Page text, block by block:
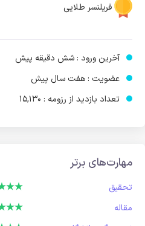
فریلنسر طلایی
آخرین ورود : شش دقیقه پیش
عضویت : هفت سال پیش
تعداد بازدید از رزومه : 15,130
مهارت‌های برتر
تحقیق
مقاله